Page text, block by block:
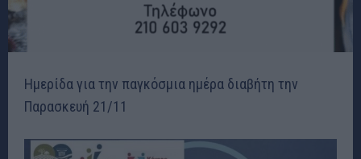
Ημερίδα για την παγκόσμια ημέρα διαβήτη την
Παρασκευή 21/11